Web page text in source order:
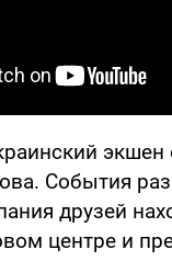
События
друзей
центре и